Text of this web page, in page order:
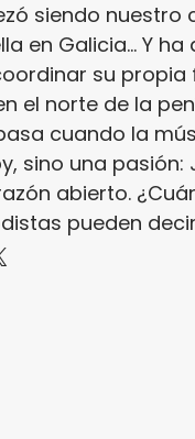
siendo nuestro
en Galicia... Y
su propia
el norte de la
cuando la
sino una pasión:
abierto.
pueden